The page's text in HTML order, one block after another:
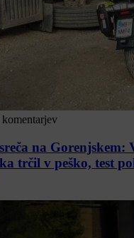
komentarjev
na Gorenjskem:
trčil v peško, test